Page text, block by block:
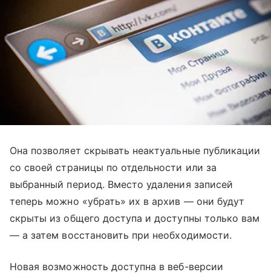
Она позволяет скрывать неактуальные публикации
со своей страницы по отдельности или за
выбранный период. Вместо удаления записей
теперь можно «убрать» их в архив — они будут
скрыты из общего доступа и доступны только вам
— а затем восстановить при необходимости.
Новая возможность доступна в веб-версии